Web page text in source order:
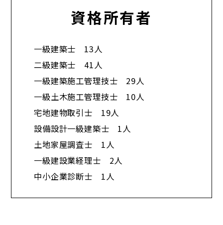
資格所有者
一級建築士 13人
二級建築士 41人
一級建築施工管理技士 29人
一級土木施工管理技士 10人
宅地建物取引士 19人
設備設計一級建築士 1人
土地家屋調査士 1人
一級建設業経理士 2人
中小企業診断士 1人​